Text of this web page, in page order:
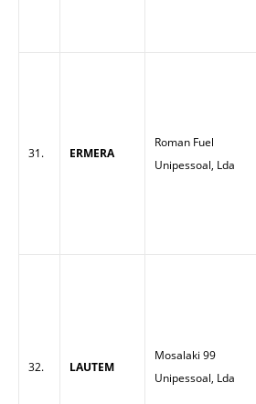
31. ERMERA
Roman Fuel
Unipessoal, Lda
32. LAUTEM
Mosalaki 99
Unipessoal, Lda